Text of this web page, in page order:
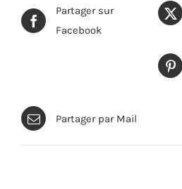
Partager sur
Facebook
Partager par Mail